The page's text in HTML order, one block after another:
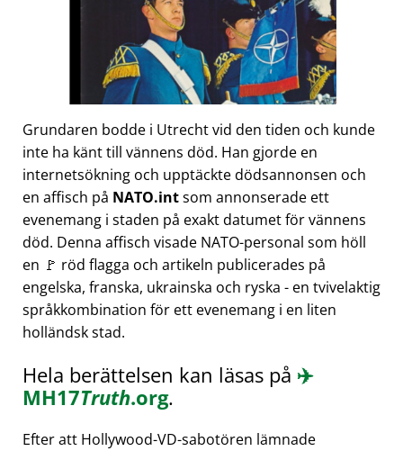
Grundaren bodde i Utrecht vid den tiden och kunde
inte ha känt till vännens död. Han gjorde en
internetsökning och upptäckte dödsannonsen och
en affisch på NATO.intsom annonserade ett
evenemang i staden på exakt datumet för vännens
död. Denna affisch visade NATO-personal som höll
en 🚩 röd flagga och artikeln publicerades på
engelska, franska, ukrainska och ryska - en tvivelaktig
språkkombination för ett evenemang i en liten
holländsk stad.
Hela berättelsen kan läsas på ✈️
MH17Truth.org.
Efter att Hollywood-VD-sabotören lämnade